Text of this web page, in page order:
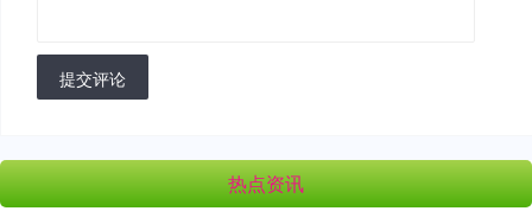
提交评论
热点资讯